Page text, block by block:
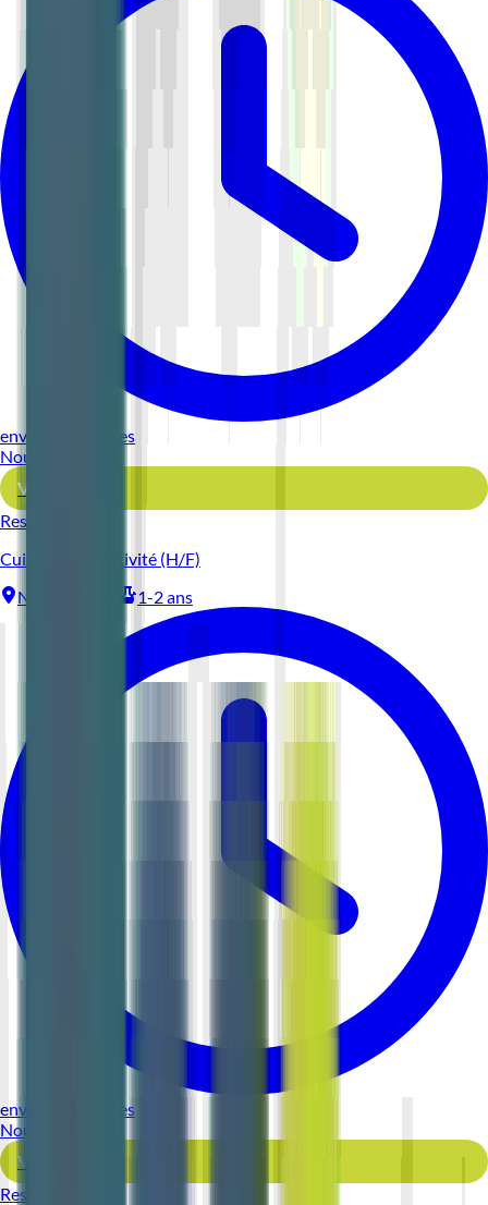
environ 10 heures
Nouveau
Voir l'offre
Reso 44
Cuisinier Collectivité (H/F)
Nantes
1-2 ans
environ 10 heures
Nouveau
Voir l'offre
Reso 44